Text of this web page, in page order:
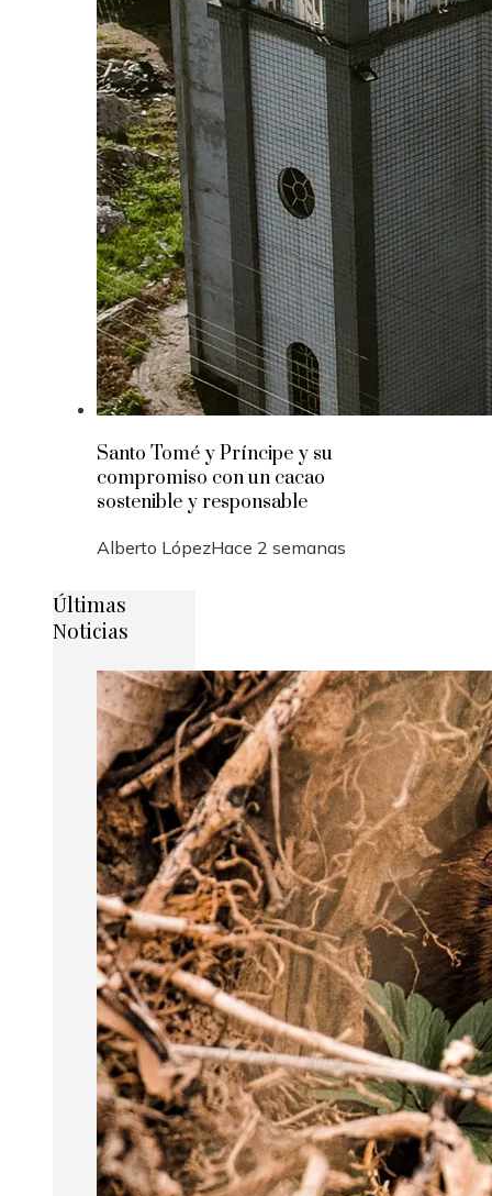
Santo Tomé y Príncipe y su
compromiso con un cacao
sostenible y responsable
Alberto LópezHace 2 semanas
Últimas
Noticias